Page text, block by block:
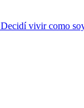
Decidí vivir como